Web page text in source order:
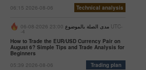
06:15 2026-08-06
Technical analysis
مدى الصلة بالموضوع 23:00 2026-08-06 UTC-
-4
How to Trade the EUR/USD Currency Pair on
August 6? Simple Tips and Trade Analysis for
Beginners
05:39 2026-08-06
Trading plan